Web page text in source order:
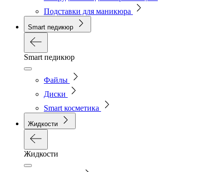
Подставки для маникюра
Smart педикюр
Smart педикюр
Файлы
Диски
Smart косметика
Жидкости
Жидкости